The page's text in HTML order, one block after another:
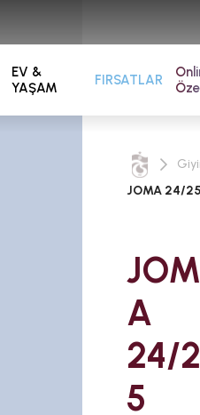
EV &
YAŞAM
FIRSATLAR
Özel
JOMA 24/25
JOM
A
24/2
5